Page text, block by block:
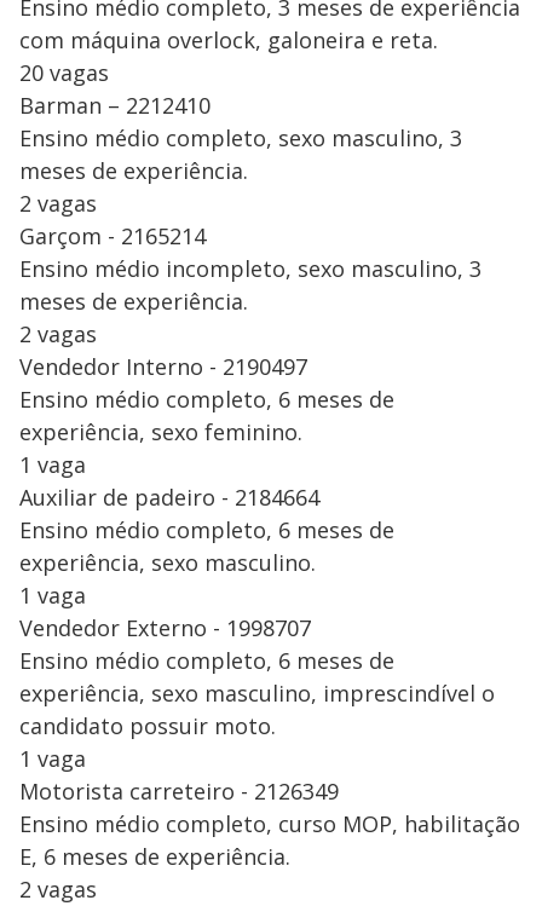
Ensino médio completo, 3 meses de experiência
com máquina overlock, galoneira e reta.
20 vagas
Barman – 2212410
Ensino médio completo, sexo masculino, 3
meses de experiência.
2 vagas
Garçom - 2165214
Ensino médio incompleto, sexo masculino, 3
meses de experiência.
2 vagas
Vendedor Interno - 2190497
Ensino médio completo, 6 meses de
experiência, sexo feminino.
1 vaga
Auxiliar de padeiro - 2184664
Ensino médio completo, 6 meses de
experiência, sexo masculino.
1 vaga
Vendedor Externo - 1998707
Ensino médio completo, 6 meses de
experiência, sexo masculino, imprescindível o
candidato possuir moto.
1 vaga
Motorista carreteiro - 2126349
Ensino médio completo, curso MOP, habilitação
E, 6 meses de experiência.
2 vagas